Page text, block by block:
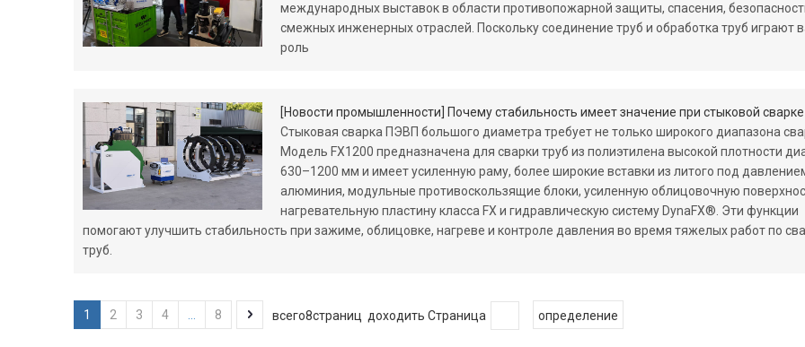
международных выставок в области противопожарной защиты, спасения,
смежных инженерных отраслей. Поскольку соединение труб и обработка труб играют
роль
[Новости промышленности
Почему стабильность имеет значение при стыковой сварке полиэтилена высокой плотности
Стыковая сварка ПЭВП большого диаметра требует не только широкого диапазона
Модель FX1200 предназначена для сварки труб из полиэтилена высокой плотности
630–1200 мм и имеет усиленную раму, более широкие вставки из литого под
алюминия, модульные противоскользящие блоки, усиленную облицовочную
нагревательную пластину класса FX и гидравлическую систему DynaFX®. Эти функции
помогают улучшить стабильность при зажиме, облицовке, нагреве и контроле давления во время тяжелых работ по
труб.
1 2 3 4 8 всего8страниц доходить Страница определение